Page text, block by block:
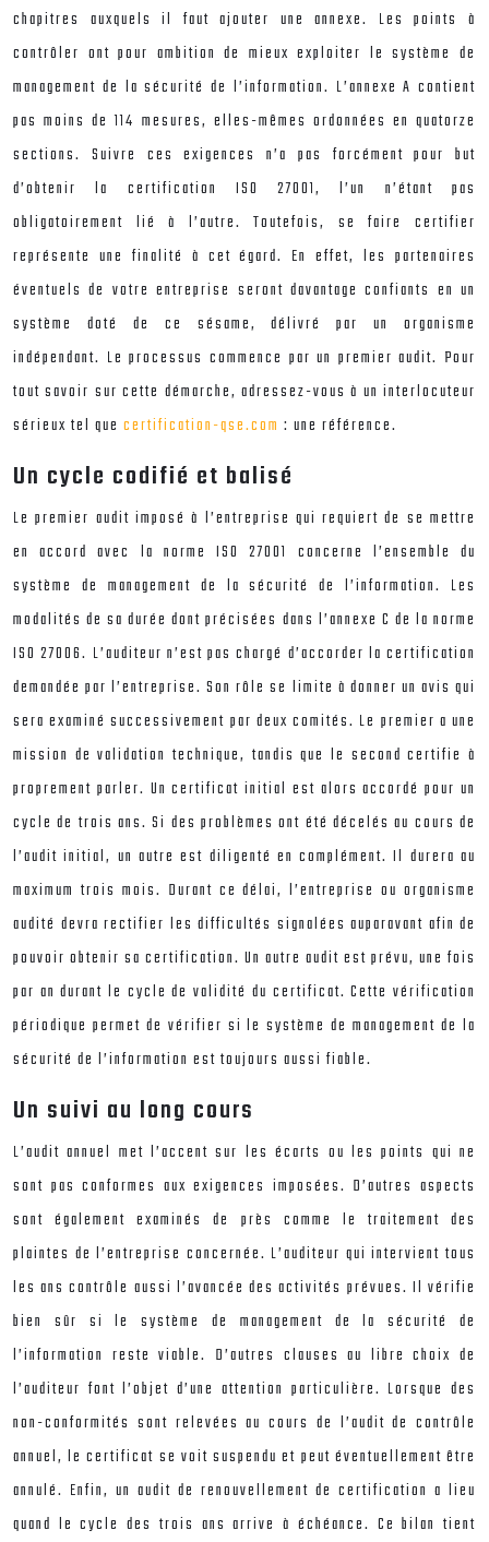
chapitres auxquels il faut ajouter une annexe. Les points à
contrôler ont pour ambition de mieux exploiter le système de
management de la sécurité de l’information. L’annexe A contient
pas moins de 114 mesures, elles-mêmes ordonnées en quatorze
sections. Suivre ces exigences n’a pas forcément pour but
d’obtenir la certification ISO 27001, l’un n’étant pas
obligatoirement lié à l’autre. Toutefois, se faire certifier
représente une finalité à cet égard. En effet, les partenaires
éventuels de votre entreprise seront davantage confiants en un
système doté de ce sésame, délivré par un organisme
indépendant. Le processus commence par un premier audit. Pour
tout savoir sur cette démarche, adressez-vous à un interlocuteur
sérieux tel que certification-qse.com : une référence.
Un cycle codifié et balisé
Le premier audit imposé à l’entreprise qui requiert de se mettre
en accord avec la norme ISO 27001 concerne l’ensemble du
système de management de la sécurité de l’information. Les
modalités de sa durée dont précisées dans l’annexe C de la norme
ISO 27006. L’auditeur n’est pas chargé d’accorder la certification
demandée par l’entreprise. Son rôle se limite à donner un avis qui
sera examiné successivement par deux comités. Le premier a une
mission de validation technique, tandis que le second certifie à
proprement parler. Un certificat initial est alors accordé pour un
cycle de trois ans. Si des problèmes ont été décelés au cours de
l’audit initial, un autre est diligenté en complément. Il durera au
maximum trois mois. Durant ce délai, l’entreprise ou organisme
audité devra rectifier les difficultés signalées auparavant afin de
pouvoir obtenir sa certification. Un autre audit est prévu, une fois
par an durant le cycle de validité du certificat. Cette vérification
périodique permet de vérifier si le système de management de la
sécurité de l’information est toujours aussi fiable.
Un suivi au long cours
L’audit annuel met l’accent sur les écarts ou les points qui ne
sont pas conformes aux exigences imposées. D’autres aspects
sont également examinés de près comme le traitement des
plaintes de l’entreprise concernée. L’auditeur qui intervient tous
les ans contrôle aussi l’avancée des activités prévues. Il vérifie
bien sûr si le système de management de la sécurité de
l’information reste viable. D’autres clauses au libre choix de
l’auditeur font l’objet d’une attention particulière. Lorsque des
non-conformités sont relevées au cours de l’audit de contrôle
annuel, le certificat se voit suspendu et peut éventuellement être
annulé. Enfin, un audit de renouvellement de certification a lieu
quand le cycle des trois ans arrive à échéance. Ce bilan tient